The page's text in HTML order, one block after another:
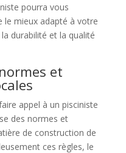
pourra vous
le mieux adapté à votre
durabilité et la qualité
et
appel à un pisciniste
des normes et
de construction de
ces règles, le